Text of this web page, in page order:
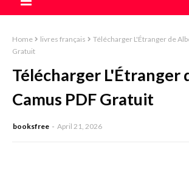
Home livres français
Télécharger L'Étranger de
Gratuit
Télécharger L'Étranger
Camus PDF Gratuit
booksfree April 21, 2026